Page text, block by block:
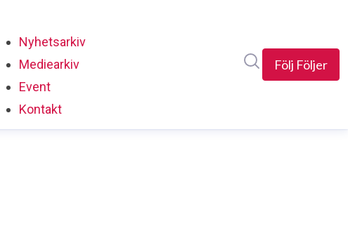
Nyhetsarkiv
Mediearkiv
Event
Kontakt
Följ Följer